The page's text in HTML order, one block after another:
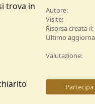
trova in
Autore
Visite
Risorsa creata il
Ultimo
Valutazione